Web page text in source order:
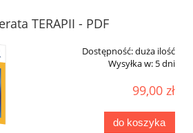
TERAPII - PDF
Dostępność:duża ilość
Wysyłka w: 5 dni
99,00 zł
do koszyka